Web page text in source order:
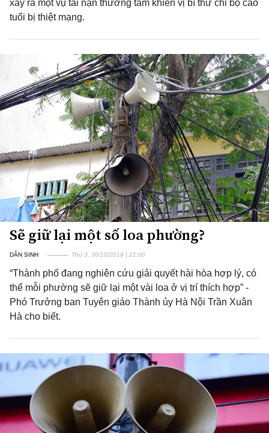
xảy ra một vụ tai nạn thương tâm khiến vị bí thư chi bộ cao
tuổi bị thiệt mạng.
Sẽ giữ lại một số loa phường?
DÂN SINH Thứ 3, 30/10/2018 | 21:00
“Thành phố đang nghiên cứu giải quyết hài hòa hợp lý, có
thể mỗi phường sẽ giữ lại một vài loa ở vị trí thích hợp” -
Phó Trưởng ban Tuyên giáo Thành ủy Hà Nội Trần Xuân
Hà cho biết.